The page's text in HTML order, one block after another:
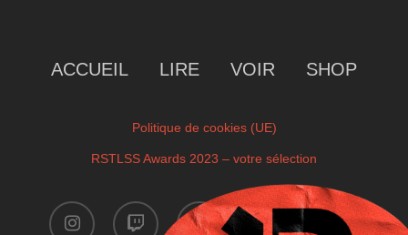
ACCUEIL LIRE VOIR SHOP
Politique de cookies (UE)
RSTLSS Awards 2023 – votre sélection
instagram twitch facebook youtube
x-
twitter